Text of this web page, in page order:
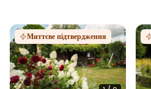
Миттєве підтвердження